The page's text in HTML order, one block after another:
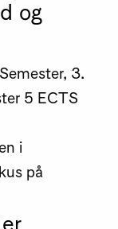
og
3.
5 ECTS
i
på